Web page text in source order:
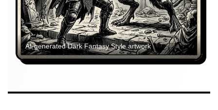
AI-generatedDark Fantasy Styleartwork